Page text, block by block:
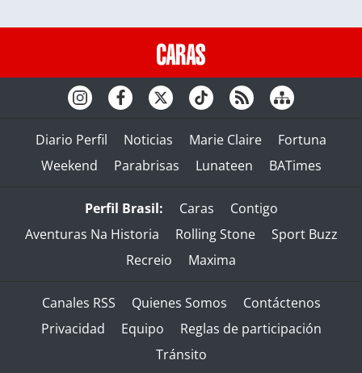
Diario Perfil Noticias Marie Claire
Fortuna
Weekend
Parabrisas Lunateen BATimes
Perfil Brasil: Caras
Contigo
Aventuras Na Historia
Rolling Stone
Sport Buzz
Recreio
Maxima
Canales RSS Quienes Somos
Contáctenos
Privacidad
Equipo
Reglas de participación
Tránsito